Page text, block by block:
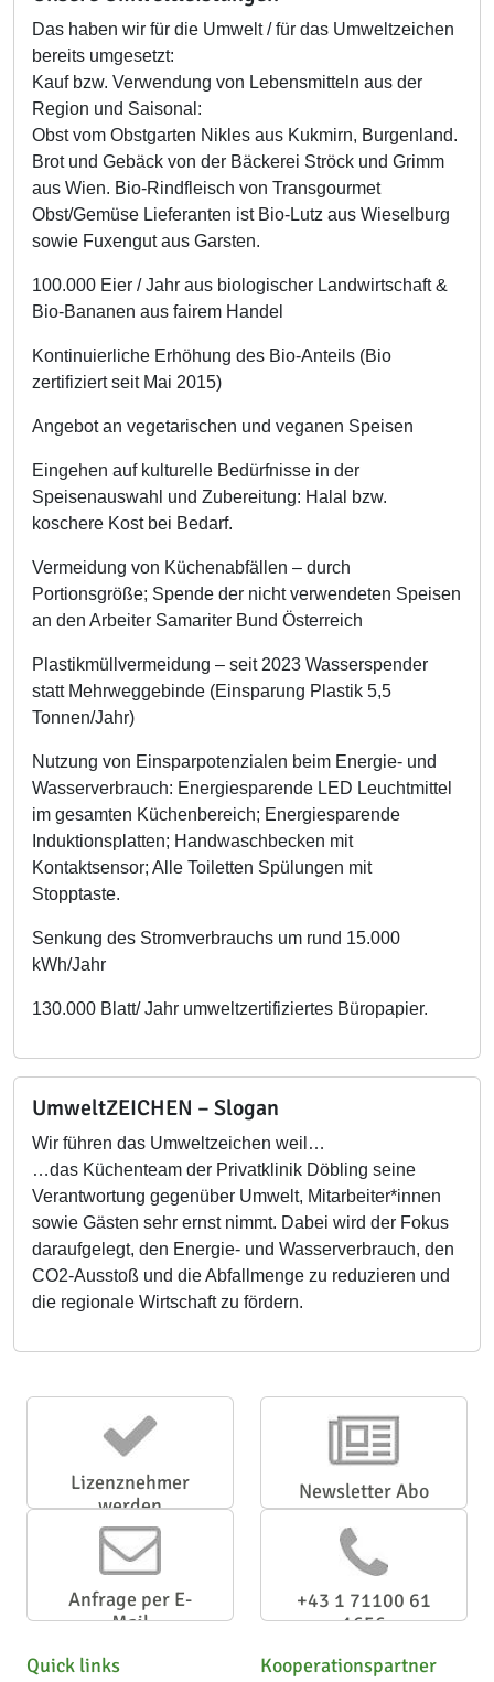
Das haben wir für die Umwelt / für das Umweltzeichen
bereits umgesetzt:
Kauf bzw. Verwendung von Lebensmitteln aus der
Region und Saisonal:
Obst vom Obstgarten Nikles aus Kukmirn, Burgenland.
Brot und Gebäck von der Bäckerei Ströck und Grimm
aus Wien. Bio-Rindfleisch von Transgourmet
Obst/Gemüse Lieferanten ist Bio-Lutz aus Wieselburg
sowie Fuxengut aus Garsten.
100.000 Eier / Jahr aus biologischer Landwirtschaft &
Bio-Bananen aus fairem Handel
Kontinuierliche Erhöhung des Bio-Anteils (Bio
zertifiziert seit Mai 2015)
Angebot an vegetarischen und veganen Speisen
Eingehen auf kulturelle Bedürfnisse in der
Speisenauswahl und Zubereitung: Halal bzw.
koschere Kost bei Bedarf.
Vermeidung von Küchenabfällen – durch
Portionsgröße; Spende der nicht verwendeten Speisen
an den Arbeiter Samariter Bund Österreich
Plastikmüllvermeidung – seit 2023 Wasserspender
statt Mehrweggebinde (Einsparung Plastik 5,5
Tonnen/Jahr)
Nutzung von Einsparpotenzialen beim Energie- und
Wasserverbrauch: Energiesparende LED Leuchtmittel
im gesamten Küchenbereich; Energiesparende
Induktionsplatten; Handwaschbecken mit
Kontaktsensor; Alle Toiletten Spülungen mit
Stopptaste.
Senkung des Stromverbrauchs um rund 15.000
kWh/Jahr
130.000 Blatt/ Jahr umweltzertifiziertes Büropapier.
UmweltZEICHEN – Slogan
Wir führen das Umweltzeichen weil…
…das Küchenteam der Privatklinik Döbling seine
Verantwortung gegenüber Umwelt, Mitarbeiter*innen
sowie Gästen sehr ernst nimmt. Dabei wird der Fokus
daraufgelegt, den Energie- und Wasserverbrauch, den
CO2-Ausstoß und die Abfallmenge zu reduzieren und
die regionale Wirtschaft zu fördern.
Lizenznehmer
werden
Newsletter Abo
Anfrage per E-
Mail
+43 1 71100 61
1656
Quick links
Kooperationspartner